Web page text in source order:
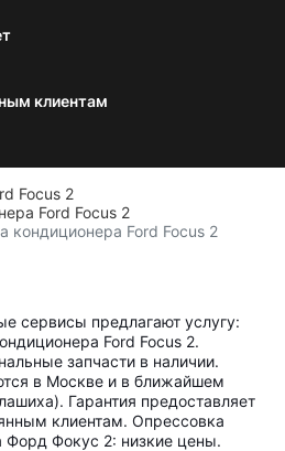
клиентам
Focus 2
Ford Focus 2
кондиционера Ford Focus 2
сервисы предлагают услугу:
Ford Focus 2.
запчасти в наличии.
в Москве и в ближайшем
Гарантия предоставляет
клиентам. Опрессовка
Форд Фокус 2: низкие цены.